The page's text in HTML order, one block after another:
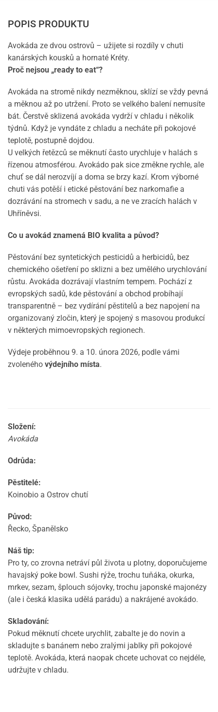
POPIS PRODUKTU
Avokáda ze dvou ostrovů – užijete si rozdíly v chuti
kanárských kousků a hornaté Kréty.
Proč nejsou „ready to eat“?
Avokáda na stromě nikdy nezměknou, sklízí se vždy pevná
a měknou až po utržení. Proto se velkého balení nemusíte
bát. Čerstvě sklizená avokáda vydrží v chladu i několik
týdnů. Když je vyndáte z chladu a necháte při pokojové
teplotě, postupně dojdou.
U velkých řetězců se měknutí často urychluje v halách s
řízenou atmosférou. Avokádo pak sice změkne rychle, ale
chuť se dál nerozvíjí a doma se brzy kazí. Krom výborné
chuti vás potěší i etické pěstování bez narkomafie a
dozrávání na stromech v sadu, a ne ve zracích halách v
Uhříněvsi.
Co u avokád znamená BIO kvalita a původ?
Pěstování bez syntetických pesticidů a herbicidů, bez
chemického ošetření po sklizni a bez umělého urychlování
růstu. Avokáda dozrávají vlastním tempem. Pochází z
evropských sadů, kde pěstování a obchod probíhají
transparentně – bez vydírání pěstitelů a bez napojení na
organizovaný zločin, který je spojený s masovou produkcí
v některých mimoevropských regionech.
Výdeje proběhnou 9. a 10. února 2026, podle vámi
zvoleného výdejního místa.
Složení:
Avokáda
Odrůda:
Pěstitelé:
Koinobio a Ostrov chutí
Původ:
Řecko, Španělsko
Náš tip:
Pro ty, co zrovna netráví půl života u plotny, doporučujeme
havajský poke bowl. Sushi rýže, trochu tuňáka, okurka,
mrkev, sezam, šplouch sójovky, trochu japonské majonézy
(ale i česká klasika udělá parádu) a nakrájené avokádo.
Skladování:
Pokud měknutí chcete urychlit, zabalte je do novin a
skladujte s banánem nebo zralými jablky při pokojové
teplotě. Avokáda, která naopak chcete uchovat co nejdéle,
udržujte v chladu.